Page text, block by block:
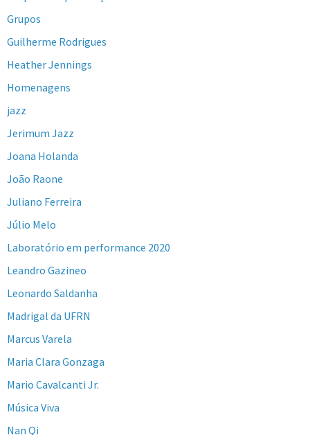
Grupos
Guilherme Rodrigues
Heather Jennings
Homenagens
jazz
Jerimum Jazz
Joana Holanda
João Raone
Juliano Ferreira
Júlio Melo
Laboratório em performance 2020
Leandro Gazineo
Leonardo Saldanha
Madrigal da UFRN
Marcus Varela
Maria Clara Gonzaga
Mario Cavalcanti Jr.
Música Viva
Nan Qi